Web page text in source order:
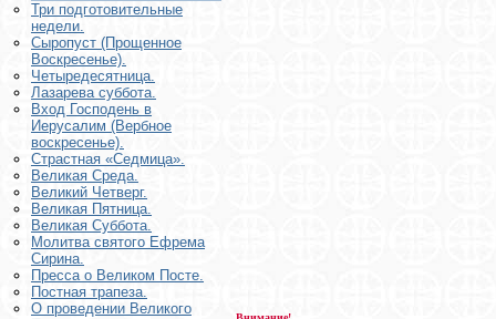
Три подготовительные
недели.
Сыропуст (Прощенное
Воскресенье).
Четыредесятница.
Лазарева суббота.
Вход Господень в
Иерусалим (Вербное
воскресенье).
Страстная «Седмица».
Великая Среда.
Великий Четверг.
Великая Пятница.
Великая Суббота.
Молитва святого Ефрема
Сирина.
Пресса о Великом Посте.
Постная трапеза.
О проведении Великого